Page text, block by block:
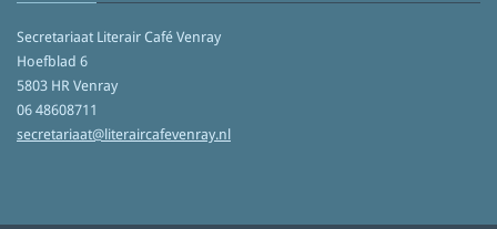
Secretariaat Literair Café Venray
Hoefblad 6
5803 HR Venray
06 48608711
secretariaat@literaircafevenray.nl